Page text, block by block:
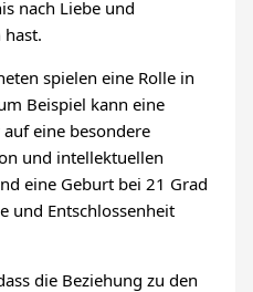
nach Liebe und
spielen eine Rolle in
Beispiel kann eine
eine besondere
und intellektuellen
eine Geburt bei 21 Grad
und Entschlossenheit
die Beziehung zu den